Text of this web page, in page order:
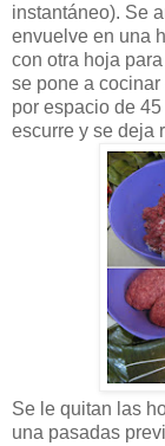
instantáneo). Se
envuelve en una
con otra hoja
se pone a cocinar
por espacio de
escurre y se deja
Se le quitan las
una pasadas